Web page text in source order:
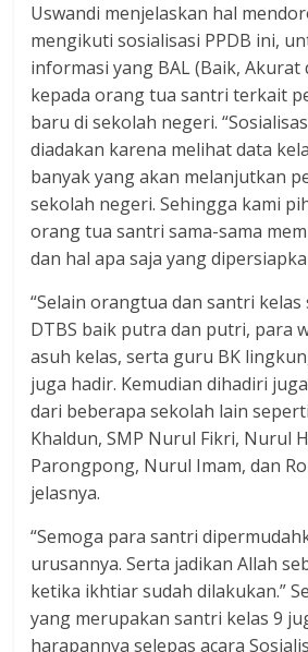
Uswandi menjelaskan hal
mengikuti sosialisasi PPDB ini,
informasi yang BAL (Baik, Akurat
kepada orang tua santri terkait
baru di sekolah negeri.
diadakan karena melihat data
banyak yang akan melanjutkan
sekolah negeri. Sehingga kami
orang tua santri sama-sama
dan hal apa saja yang
“Selain orangtua dan santri kelas
DTBS baik putra dan putri, para
asuh kelas, serta guru BK
juga hadir. Kemudian dihadiri
dari beberapa sekolah lain
Khaldun, SMP Nurul Fikri, Nurul
Parongpong, Nurul Imam, dan
jelasnya.
“Semoga para santri
urusannya. Serta jadikan Allah
ketika ikhtiar sudah dilakukan.”
yang merupakan santri kelas 9
harapannya selepas acara